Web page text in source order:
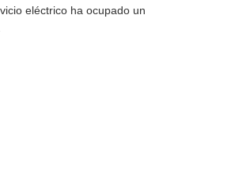
eléctrico ha ocupado un